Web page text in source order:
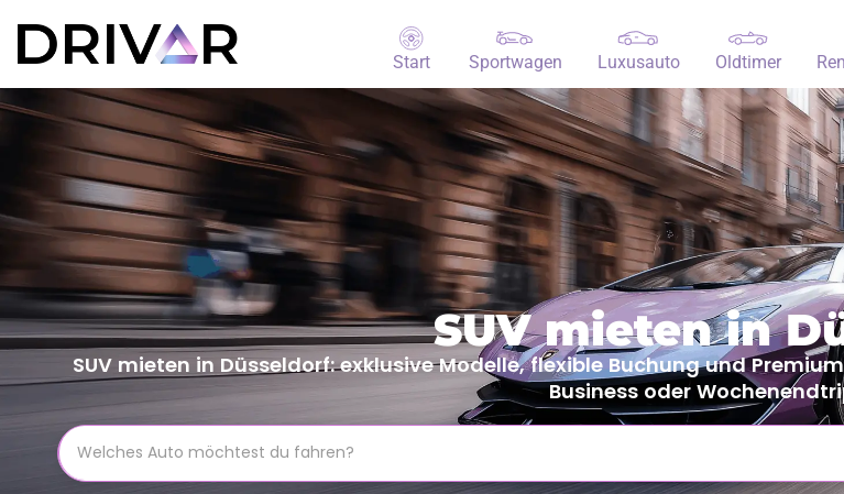
Start Sportwagen Luxusauto Oldtimer
SUV mieten in
SUV mieten in Düsseldorf: exklusive Modelle, flexible Buchung und
Business oder